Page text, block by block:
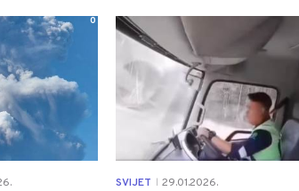
0
SVIJET 29.01.2026.